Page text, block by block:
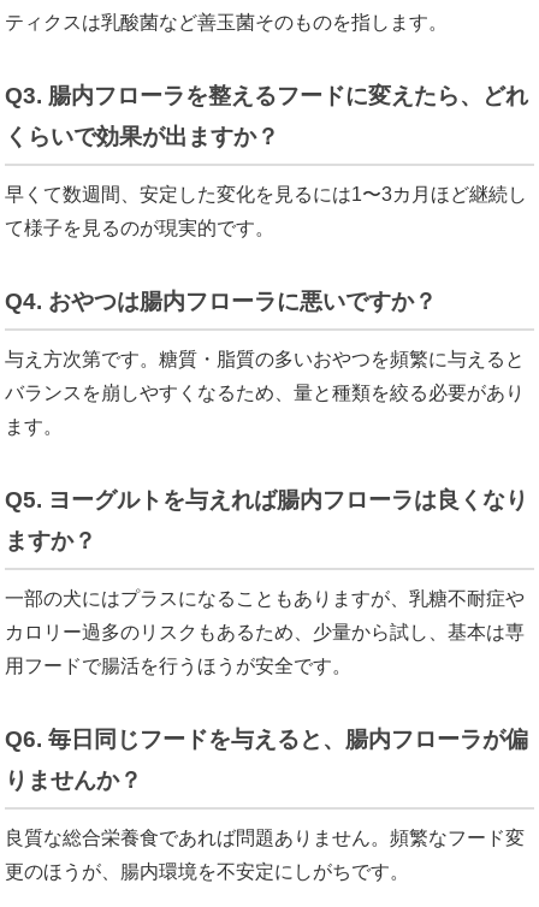
ティクスは乳酸菌など善玉菌そのものを指します。
Q3. 腸内フローラを整えるフードに変えたら、どれ
くらいで効果が出ますか？
早くて数週間、安定した変化を見るには1〜3カ月ほど継続し
て様子を見るのが現実的です。
Q4. おやつは腸内フローラに悪いですか？
与え方次第です。糖質・脂質の多いおやつを頻繁に与えると
バランスを崩しやすくなるため、量と種類を絞る必要があり
ます。
Q5. ヨーグルトを与えれば腸内フローラは良くなり
ますか？
一部の犬にはプラスになることもありますが、乳糖不耐症や
カロリー過多のリスクもあるため、少量から試し、基本は専
用フードで腸活を行うほうが安全です。
Q6. 毎日同じフードを与えると、腸内フローラが偏
りませんか？
良質な総合栄養食であれば問題ありません。頻繁なフード変
更のほうが、腸内環境を不安定にしがちです。